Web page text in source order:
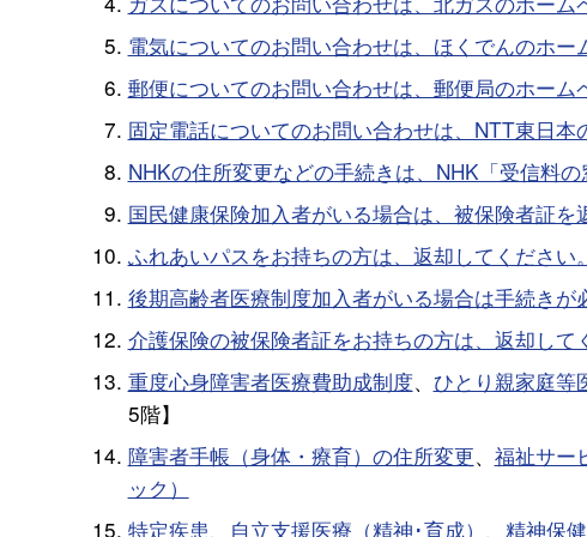
電気についてのお問い合わせは、ほくでんのホー
郵便についてのお問い合わせは、郵便局のホーム
固定電話についてのお問い合わせは、NTT東日本
NHKの住所変更などの手続きは、NHK「受信料の
国民健康保険加入者がいる場合は、被保険者証を
ふれあいパスをお持ちの方は、返却してください。
後期高齢者医療制度加入者がいる場合は手続きが
介護保険の被保険者証をお持ちの方は、返却して
重度心身障害者医療費助成制度、 ひとり親家庭等
5階】
障害者手帳（身体・療育）の住所変更、 福祉サー
ック）
特定疾患、自立支援医療（精神･育成）、精神保